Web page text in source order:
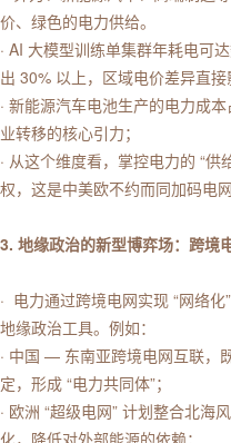
价、绿色的电力供给。
· AI 大模型训练单集群年耗电可
出 30% 以上，区域电价差异直接
· 新能源汽车电池生产的电力成
业转移的核心引力；
· 从这个维度看，掌控电力的 “
权，这是中美欧不约而同加码电
3. 地缘政治的新型博弈场：跨境
· 电力通过跨境电网实现 “网络
地缘政治工具。例如：
· 中国 — 东南亚跨境电网互联，
定，形成 “电力共同体”；
· 欧洲 “超级电网” 计划整合北海
化，降低对外部能源的依赖；